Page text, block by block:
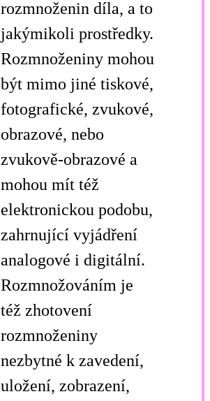
rozmnoženin díla, a to
jakýmikoli prostředky.
Rozmnoženiny mohou
být mimo jiné tiskové,
fotografické, zvukové,
obrazové, nebo
zvukově-obrazové a
mohou mít též
elektronickou podobu,
zahrnující vyjádření
analogové i digitální.
Rozmnožováním je
též zhotovení
rozmnoženiny
nezbytné k zavedení,
uložení, zobrazení,